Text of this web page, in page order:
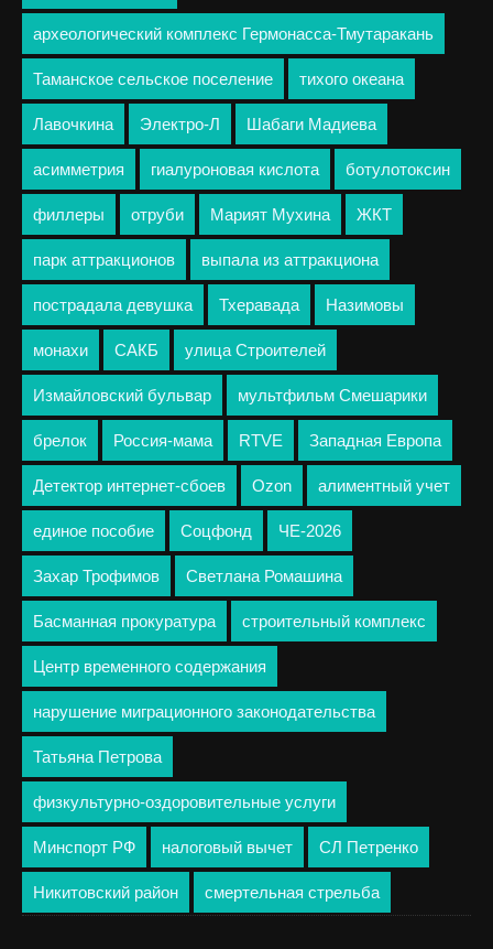
археологический комплекс Гермонасса-Тмутаракань
Таманское сельское поселение тихого океана
Лавочкина Электро-Л Шабаги Мадиева
асимметрия гиалуроновая кислота ботулотоксин
филлеры отруби Марият Мухина ЖКТ
парк аттракционов выпала из аттракциона
пострадала девушка Тхеравада Назимовы
монахи САКБ улица Строителей
Измайловский бульвар мультфильм Смешарики
брелок Россия-мама RTVE Западная Европа
Детектор интернет-сбоев Ozon алиментный учет
единое пособие Соцфонд ЧЕ-2026
Захар Трофимов Светлана Ромашина
Басманная прокуратура строительный комплекс
Центр временного содержания
нарушение миграционного законодательства
Татьяна Петрова
физкультурно-оздоровительные услуги
Минспорт РФ налоговый вычет СЛ Петренко
Никитовский район смертельная стрельба